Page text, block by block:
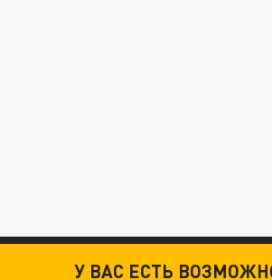
У ВАС ЕСТЬ